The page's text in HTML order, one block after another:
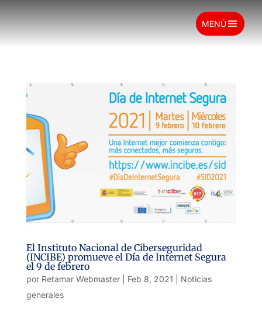
MENÚmenu
El Instituto Nacional de Ciberseguridad
(INCIBE) promueve el Día de Internet Segura
el 9 de febrero
por Retamar Webmaster| Feb 8, 2021
Noticias
generales